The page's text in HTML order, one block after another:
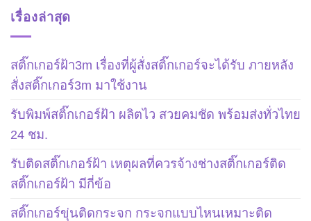
เรื่องล่าสุด
สติ๊กเกอร์ฝ้า3m เรื่องที่ผู้สั่งสติ๊กเกอร์จะได้รับ ภายหลัง
สั่งสติ๊กเกอร์3m มาใช้งาน
รับพิมพ์สติ๊กเกอร์ฝ้า ผลิตไว สวยคมชัด พร้อมส่งทั่วไทย
24 ชม.
รับติดสติ๊กเกอร์ฝ้า เหตุผลที่ควรจ้างช่างสติ๊กเกอร์ติด
สติ๊กเกอร์ฝ้า มีกี่ข้อ
สติ๊กเกอร์ขุ่นติดกระจก กระจกแบบไหนเหมาะติด